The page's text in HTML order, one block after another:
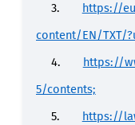
3.
https://
content/EN/TXT/
4.
https://
5/contents;
5.
https://